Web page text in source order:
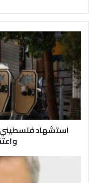
س
ت
ش
ه
ا
د
ف
ل
استشهاد فلسطيني
واعتقال